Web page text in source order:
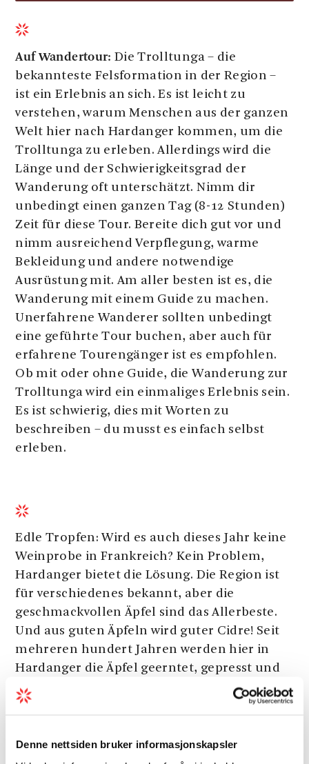
Denne nettsiden bruker informasjonskapsler
Auf Wandertour: Die Trolltunga – die
bekannteste Felsformation in der Region –
ist ein Erlebnis an sich. Es ist leicht zu
verstehen, warum Menschen aus der ganzen
Welt hier nach Hardanger kommen, um die
Trolltunga zu erleben. Allerdings wird die
Länge und der Schwierigkeitsgrad der
Wanderung oft unterschätzt. Nimm dir
unbedingt einen ganzen Tag (8-12 Stunden)
Zeit für diese Tour. Bereite dich gut vor und
nimm ausreichend Verpflegung, warme
Bekleidung und andere notwendige
Ausrüstung mit. Am aller besten ist es, die
Wanderung mit einem Guide zu machen.
Unerfahrene Wanderer sollten unbedingt
eine geführte Tour buchen, aber auch für
erfahrene Tourengänger ist es empfohlen.
Ob mit oder ohne Guide, die Wanderung zur
Trolltunga wird ein einmaliges Erlebnis sein.
Es ist schwierig, dies mit Worten zu
beschreiben – du musst es einfach selbst
erleben.
Edle Tropfen: Wird es auch dieses Jahr keine
Weinprobe in Frankreich? Kein Problem,
Hardanger bietet die Lösung. Die Region ist
für verschiedenes bekannt, aber die
geschmackvollen Äpfel sind das Allerbeste.
Und aus guten Äpfeln wird guter Cidre! Seit
mehreren hundert Jahren werden hier in
Hardanger die Äpfel geerntet, gepresst und
zu Apfelcidre weiterverarbeitet. Cidre aus
Hardanger, der immer beliebter wird, ist ein
Cidre Safari in Hardanger kannst du die
edlen Tropfen direkt ab Hof kosten und